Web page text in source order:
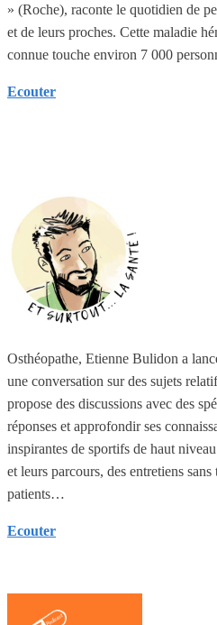
» (Roche), raconte le quotidien de
et de leurs proches. Cette maladie
connue touche environ 7 000
Ecouter
Osthéopathe, Etienne Bulidon a
une conversation sur des sujets
propose des discussions avec des
réponses et approfondir ses
inspirantes de sportifs de haut
et leurs parcours, des entretiens
patients…
Ecouter